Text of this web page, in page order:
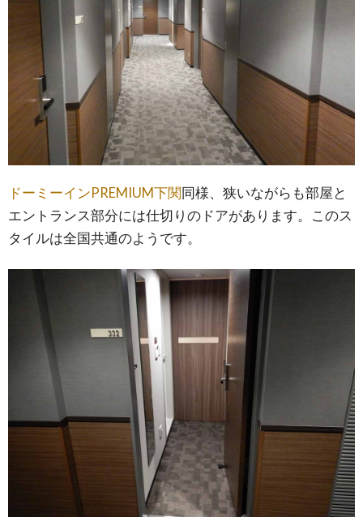
ドーミーインPREMIUM下関 同様、狭いながらも部屋と
エントランス部分には仕切りのドアがあります。このス
タイルは全国共通のようです。